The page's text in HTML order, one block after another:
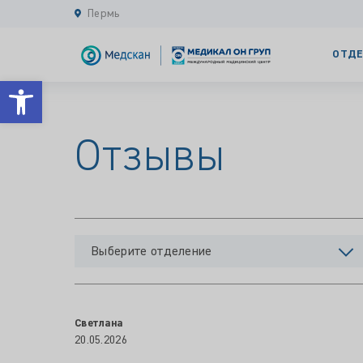
Открыть панель инструментов
Пермь
Отзывы
Выберите отделение
Светлана
20.05.2026